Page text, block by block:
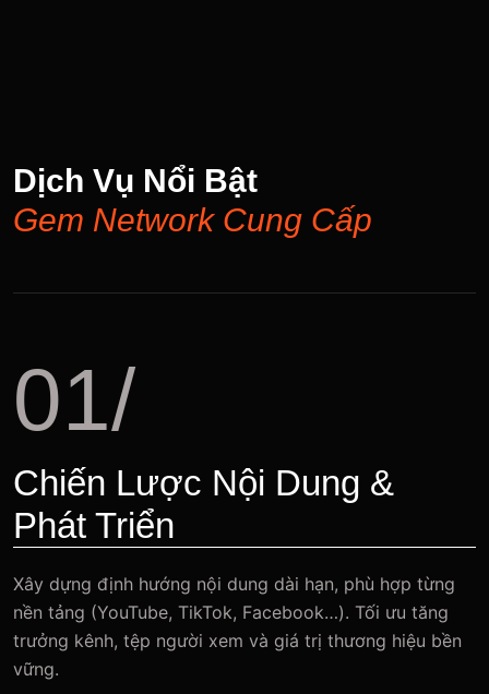
Dịch Vụ Nổi Bật
Gem Network Cung Cấp
01/
Chiến Lược Nội Dung &
Phát Triển
Xây dựng định hướng nội dung dài hạn, phù hợp từng
nền tảng (YouTube, TikTok, Facebook…). Tối ưu tăng
trưởng kênh, tệp người xem và giá trị thương hiệu bền
vững.